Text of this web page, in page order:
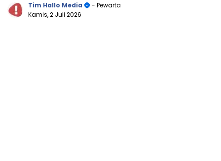
Tim Hallo Media
- Pewarta
Kamis, 2 Juli 2026